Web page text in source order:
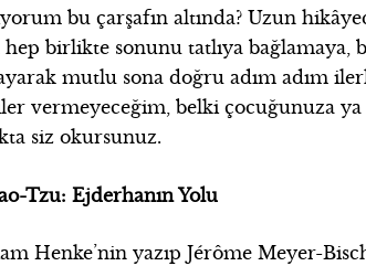
bu çarşafın altında? Uzun
hep birlikte sonunu tatlıya bağlamaya,
mutlu sona doğru adım adım
vermeyeceğim, belki çocuğunuza
siz okursunuz.
Tzu: Ejderhanın Yolu
Henke’nin yazıp Jérôme Meyer-